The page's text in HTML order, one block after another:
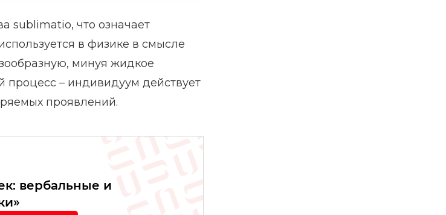
sublimatio, что означает
в физике в смысле
минуя жидкое
процесс – индивидуум действует
проявлений.
вербальные и